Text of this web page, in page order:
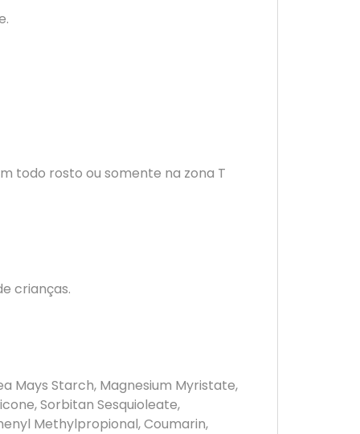
todo rosto ou somente na zona T
crianças.
Mays Starch, Magnesium Myristate,
Sorbitan Sesquioleate,
Methylpropional, Coumarin,